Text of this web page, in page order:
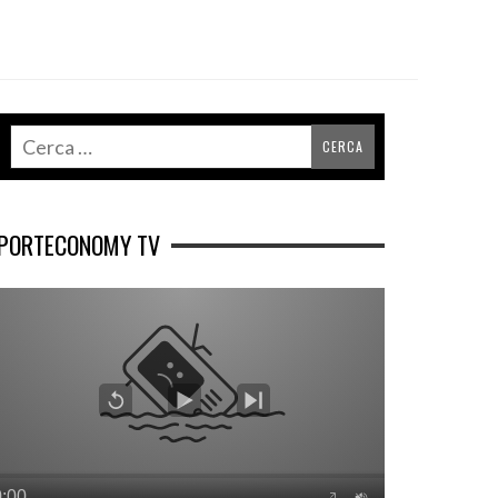
TV